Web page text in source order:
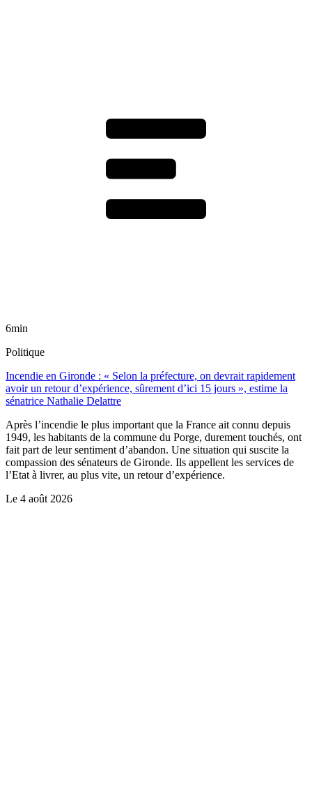
6min
Politique
Incendie en Gironde : « Selon la préfecture, on devrait rapidement
avoir un retour d’expérience, sûrement d’ici 15 jours », estime la
sénatrice Nathalie Delattre
Après l’incendie le plus important que la France ait connu depuis
1949, les habitants de la commune du Porge, durement touchés, ont
fait part de leur sentiment d’abandon. Une situation qui suscite la
compassion des sénateurs de Gironde. Ils appellent les services de
l’Etat à livrer, au plus vite, un retour d’expérience.
Le 4 août 2026